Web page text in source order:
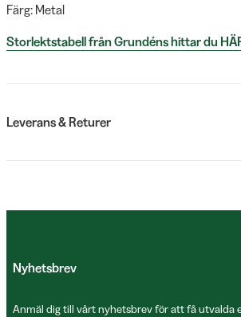
Färg: Metal
Storlektstabell från Grundéns hittar du
Leverans & Returer
Nyhetsbrev
Anmäl dig till vårt nyhetsbrev för att få utvalda